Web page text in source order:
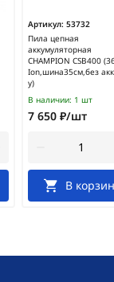
Артикул: 53732
Пила цепная
аккумуляторная
CHAMPION CSB400
Ion,шина35см,без
у)
В наличии: 1 шт
7 650 ₽/шт
В